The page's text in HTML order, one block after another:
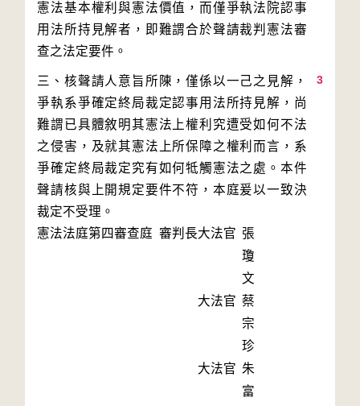
憲法基本權利與憲法價值，而僅爭執法院認事
用法所持見解者，即難謂合於聲請裁判憲法審
3
三、核聲請人意旨所陳，僅係以一己之見解，
爭執系爭確定終局裁定認事用法所持見解，尚
難謂已具體敘明其憲法上權利究遭受如何不法
之侵害，及就其憲法上所保障之權利而言，系
爭確定終局裁定究有如何牴觸憲法之處。本件
聲請核與上開規定要件不符，本庭爰以一致決
裁定不受理。
憲法法庭第四審查庭 審判長大法官 張
瓊
文
大法官 蔡
宗
珍
大法官 朱
富